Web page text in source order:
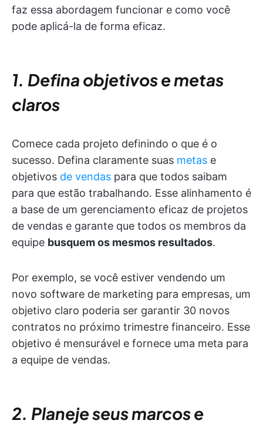
faz essa abordagem funcionar e como você
pode aplicá-la de forma eficaz.
1. Defina objetivos e metas
claros
Comece cada projeto definindo o que é o
sucesso. Defina claramente suas metas e
objetivos de vendas para que todos saibam
para que estão trabalhando. Esse alinhamento é
a base de um gerenciamento eficaz de projetos
de vendas e garante que todos os membros da
equipe busquem os mesmos resultados.
Por exemplo, se você estiver vendendo um
novo software de marketing para empresas, um
objetivo claro poderia ser garantir 30 novos
contratos no próximo trimestre financeiro. Esse
objetivo é mensurável e fornece uma meta para
a equipe de vendas.
2. Planeje seus marcos e